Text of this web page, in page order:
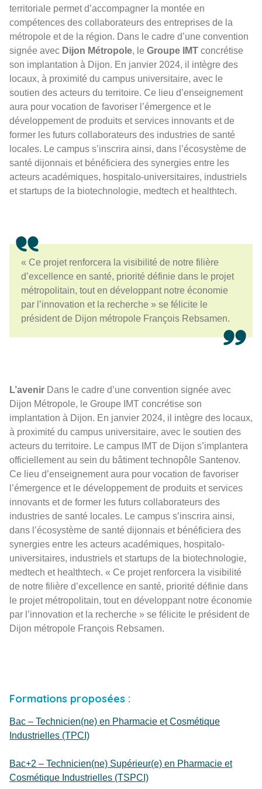
territoriale permet d’accompagner la montée en
compétences des collaborateurs des entreprises de la
métropole et de la région. Dans le cadre d’une convention
signée avec Dijon Métropole, le Groupe IMT concrétise
son implantation à Dijon. En janvier 2024, il intègre des
locaux, à proximité du campus universitaire, avec le
soutien des acteurs du territoire. Ce lieu d’enseignement
aura pour vocation de favoriser l’émergence et le
développement de produits et services innovants et de
former les futurs collaborateurs des industries de santé
locales. Le campus s’inscrira ainsi, dans l’écosystème de
santé dijonnais et bénéficiera des synergies entre les
acteurs académiques, hospitalo-universitaires, industriels
et startups de la biotechnologie, medtech et healthtech.
« Ce projet renforcera la visibilité de notre filière
d’excellence en santé, priorité définie dans le projet
métropolitain, tout en développant notre économie
par l’innovation et la recherche » se félicite le
président de Dijon métropole François Rebsamen.
L’avenir Dans le cadre d’une convention signée avec
Dijon Métropole, le Groupe IMT concrétise son
implantation à Dijon. En janvier 2024, il intègre des locaux,
à proximité du campus universitaire, avec le soutien des
acteurs du territoire. Le campus IMT de Dijon s’implantera
officiellement au sein du bâtiment technopôle Santenov.
Ce lieu d’enseignement aura pour vocation de favoriser
l’émergence et le développement de produits et services
innovants et de former les futurs collaborateurs des
industries de santé locales. Le campus s’inscrira ainsi,
dans l’écosystème de santé dijonnais et bénéficiera des
synergies entre les acteurs académiques, hospitalo-
universitaires, industriels et startups de la biotechnologie,
medtech et healthtech. « Ce projet renforcera la visibilité
de notre filière d’excellence en santé, priorité définie dans
le projet métropolitain, tout en développant notre économie
par l’innovation et la recherche » se félicite le président de
Dijon métropole François Rebsamen.
Formations proposées :
Bac – Technicien(ne) en Pharmacie et Cosmétique
Industrielles (TPCI)
Bac+2 – Technicien(ne) Supérieur(e) en Pharmacie et
Cosmétique Industrielles (TSPCI)